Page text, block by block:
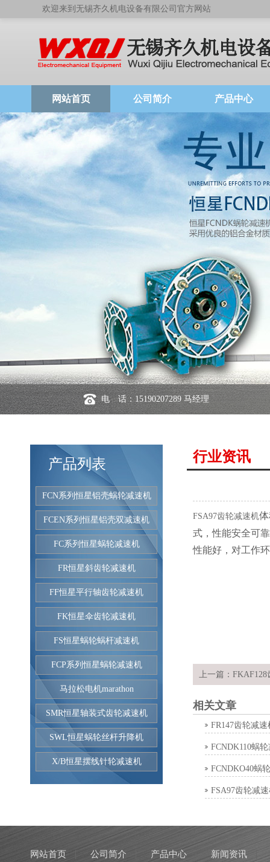
欢迎来到无锡齐久机电设备有限公司官方网站
网站首页 公司简介 产品中心
电 话：15190207289 马经理
产品列表
FCN系列恒星铝壳蜗轮减速机
FCEN系列恒星铝壳双减速机
FC系列恒星蜗轮减速机
FR恒星斜齿轮减速机
FF恒星平行轴齿轮减速机
FK恒星伞齿轮减速机
FS恒星蜗轮蜗杆减速机
FCP系列恒星蜗轮减速机
马拉松电机marathon
SMR恒星轴装式齿轮减速机
SWL恒星蜗轮丝杆升降机
X/B恒星摆线针轮减速机
行业资讯
FSA97齿轮减速机
式，性能安全可
性能好，对工作
上一篇： FKAF128
相关文章
FR147齿轮减速
FCNDK110蜗
FCNDKO40蜗
FSA97齿轮减
网站首页 公司简介 产品中心 新闻资讯